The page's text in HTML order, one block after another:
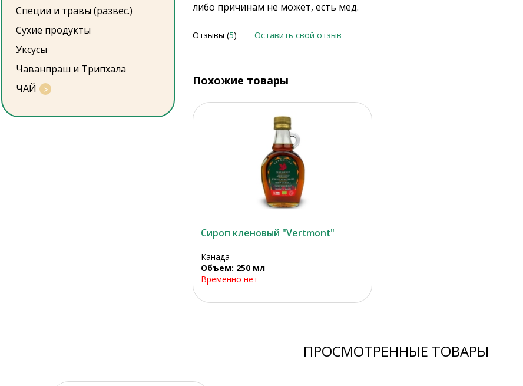
Специи и травы (развес.)
Сухие продукты
Уксусы
Чаванпраш и Трипхала
ЧАЙ
либо причинам не может, есть мед.
Отзывы (5) Оставить свой отзыв
Похожие товары
Сироп кленовый "Vertmont"
Канада
Объем: 250 мл
Временно нет
ПРОСМОТРЕННЫЕ ТОВАРЫ